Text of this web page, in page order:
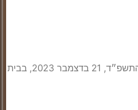
הלוויתו נערכה ביום ה', ט׳ בטבת התשפ״ד, 21 בדצמבר 2023, בבית